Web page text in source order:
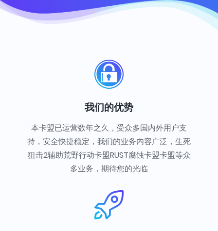
我们的优势
本卡盟已运营数年之久，受众多国内外用户支
持，安全快捷稳定，我们的业务内容广泛，生死
狙击2辅助荒野行动卡盟RUST腐蚀卡盟卡盟等众
多业务，期待您的光临